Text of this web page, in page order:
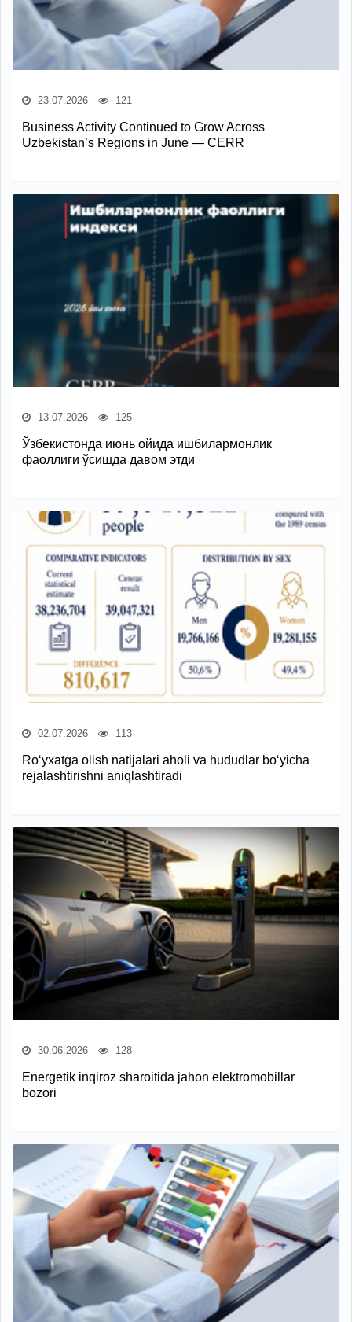
23.07.2026 121
Business Activity Continued to Grow Across
Uzbekistan’s Regions in June — CERR
13.07.2026 125
Ўзбекистонда июнь ойида ишбилармонлик
фаоллиги ўсишда давом этди
02.07.2026 113
Ro‘yxatga olish natijalari aholi va hududlar bo‘yicha
rejalashtirishni aniqlashtiradi
30.06.2026 128
Energetik inqiroz sharoitida jahon elektromobillar
bozori